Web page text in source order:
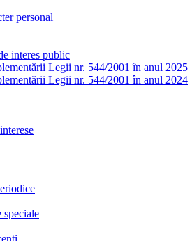
personal
interes public
Legii nr. 544/2001 în anul 2025
Legii nr. 544/2001 în anul 2024